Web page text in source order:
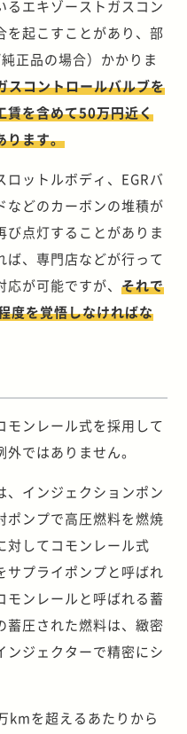
るエキゾーストガスコン
を起こすことがあり、部
正品の場合）かかりま
スコントロールバルブを
賃を含めて50万円近く
ります。
ロットルボディ、EGRバ
などのカーボンの堆積が
び点灯することがありま
ば、専門店などが行って
応が可能ですが、それで
度を覚悟しなければな
モンレール式を採用して
ではありません。
、インジェクションポン
ポンプで高圧燃料を燃焼
対してコモンレール式
サプライポンプと呼ばれ
モンレールと呼ばれる蓄
蓄圧された燃料は、緻密
ンジェクターで精密にシ
kmを超えるあたりから